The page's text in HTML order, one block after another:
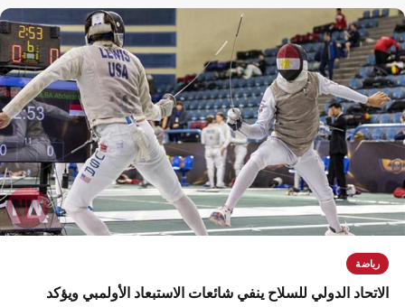
رياضة
الاتحاد الدولي للسلاح ينفي شائعات الاستبعاد الأولمبي ويؤكد